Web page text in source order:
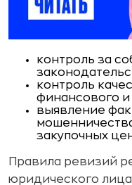
контроль за
контроль
финансового
выявление
закупочных
Правила ревизий
юридического